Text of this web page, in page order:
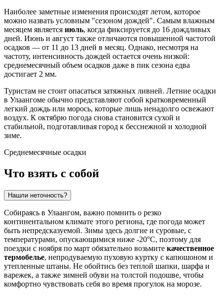
Наиболее заметные изменения происходят летом, которое
можно назвать условным "сезоном дождей". Самым влажным
месяцем является июль, когда фиксируется до 16 дождливых
дней. Июнь и август также отличаются повышенной частотой
осадков — от 11 до 13 дней в месяц. Однако, несмотря на
частоту, интенсивность дождей остается очень низкой:
среднемесячный объем осадков даже в пик сезона едва
достигает 2 мм.
Туристам не стоит опасаться затяжных ливней. Летние осадки
в Улаангоме обычно представляют собой кратковременный
легкий дождь или морось, которые лишь ненадолго освежают
воздух. К октябрю погода снова становится сухой и
стабильной, подготавливая город к бесснежной и холодной
зиме.
Среднемесячные осадки
Что взять с собой
Нашли неточность?
Собираясь в Улаангом, важно помнить о резко
континентальном климате этого региона, где погода может
быть непредсказуемой. Зимы здесь долгие и суровые, с
температурами, опускающимися ниже -20°C, поэтому для
поездки с ноября по март обязательно возьмите качественное
термобелье, непродуваемую пуховую куртку с капюшоном и
утепленные штаны. Не обойтись без теплой шапки, шарфа и
варежек, а также зимней обуви на толстой подошве, чтобы
комфортно чувствовать себя во время прогулок на морозе.